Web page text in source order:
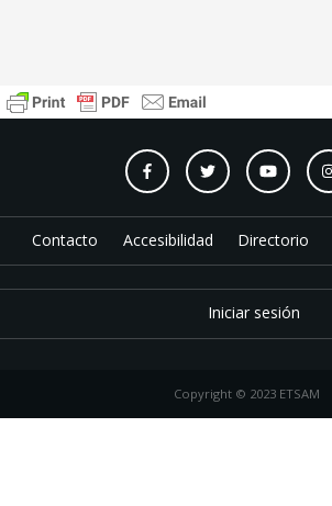
Contacto Accesibilidad Directorio
Iniciar sesión
Copyright © 2023 ETSAM